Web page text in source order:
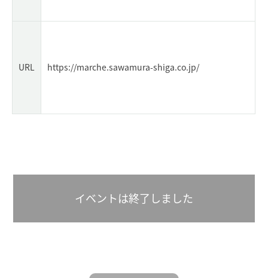
URL https://marche.sawamura-shiga.co.jp/
イベントは終了しました